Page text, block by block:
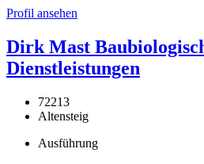
Profil ansehen
Dirk Mast
Dienstleistungen
72213
Altensteig
Ausführung